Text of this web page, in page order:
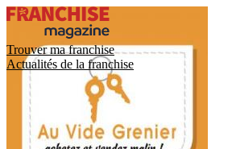
Trouver ma franchise
Actualités de la franchise